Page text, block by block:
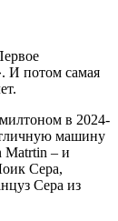
И потом самая
в 2024-
машину
Matrtin – и
Сера,
Сера из